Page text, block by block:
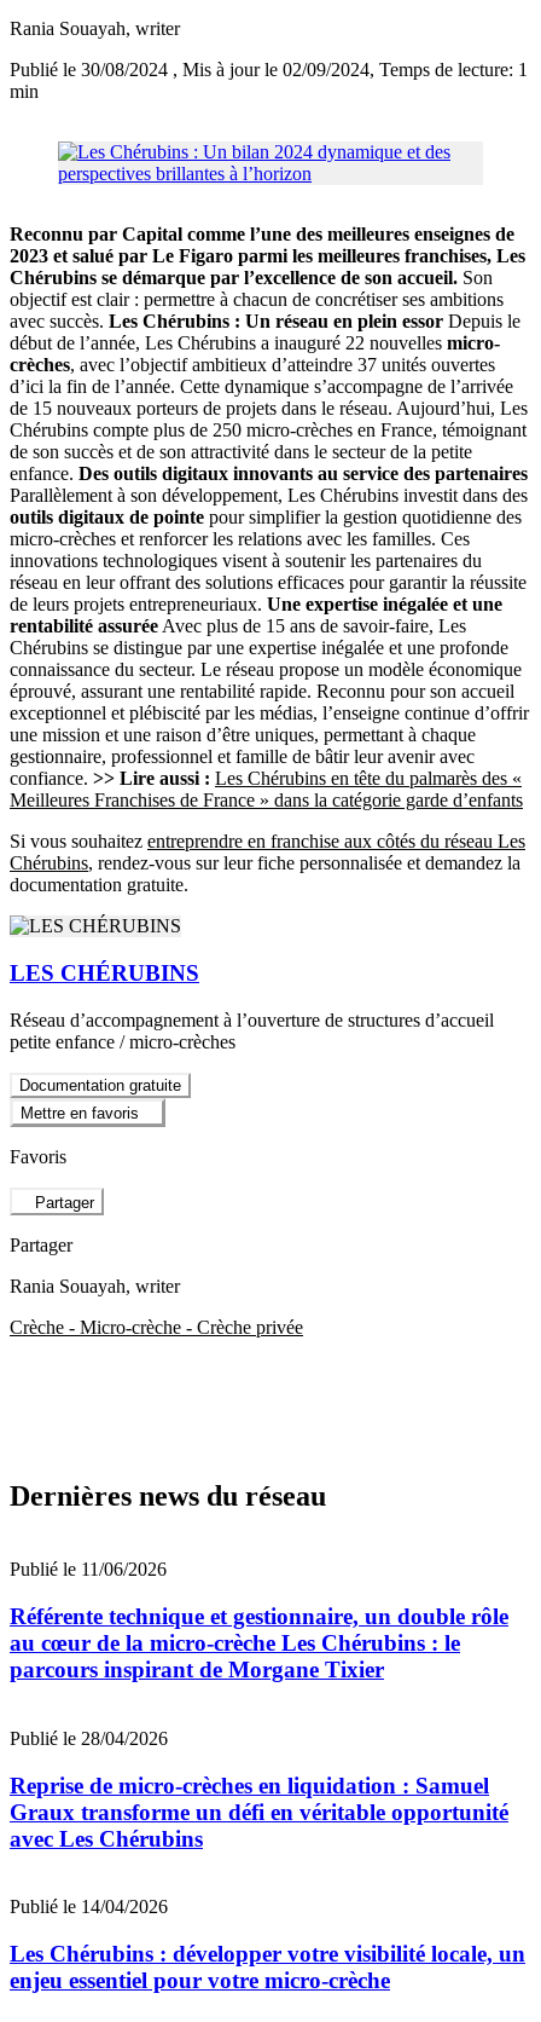
Rania Souayah, writer
Publié le 30/08/2024 , Mis à jour le 02/09/2024, Temps de lecture: 1
min
Reconnu par Capital comme l’une des meilleures enseignes de
2023 et salué par Le Figaro parmi les meilleures franchises, Les
Chérubins se démarque par l’excellence de son accueil. Son
objectif est clair : permettre à chacun de concrétiser ses ambitions
avec succès. Les Chérubins : Un réseau en plein essor Depuis le
début de l’année, Les Chérubins a inauguré 22 nouvelles micro-
crèches, avec l’objectif ambitieux d’atteindre 37 unités ouvertes
d’ici la fin de l’année. Cette dynamique s’accompagne de l’arrivée
de 15 nouveaux porteurs de projets dans le réseau. Aujourd’hui, Les
Chérubins compte plus de 250 micro-crèches en France, témoignant
de son succès et de son attractivité dans le secteur de la petite
enfance. Des outils digitaux innovants au service des partenaires
Parallèlement à son développement, Les Chérubins investit dans des
outils digitaux de pointe pour simplifier la gestion quotidienne des
micro-crèches et renforcer les relations avec les familles. Ces
innovations technologiques visent à soutenir les partenaires du
réseau en leur offrant des solutions efficaces pour garantir la réussite
de leurs projets entrepreneuriaux. Une expertise inégalée et une
rentabilité assuréeAvec plus de 15 ans de savoir-faire, Les
Chérubins se distingue par une expertise inégalée et une profonde
connaissance du secteur. Le réseau propose un modèle économique
éprouvé, assurant une rentabilité rapide. Reconnu pour son accueil
exceptionnel et plébiscité par les médias, l’enseigne continue d’offrir
une mission et une raison d’être uniques, permettant à chaque
gestionnaire, professionnel et famille de bâtir leur avenir avec
confiance. >> Lire aussi : Les Chérubins en tête du palmarès des «
Meilleures Franchises de France » dans la catégorie garde d’enfants
Si vous souhaitez entreprendre en franchise aux côtés du réseau Les
Chérubins, rendez-vous sur leur fiche personnalisée et demandez la
documentation gratuite.
LES CHÉRUBINS
Réseau d’accompagnement à l’ouverture de structures d’accueil
petite enfance / micro-crèches
Documentation gratuite
Mettre en favoris
Favoris
Partager
Partager
Rania Souayah, writer
Crèche - Micro-crèche - Crèche privée
Dernières news du réseau
Publié le 11/06/2026
Référente technique et gestionnaire, un double rôle
au cœur de la micro-crèche Les Chérubins : le
parcours inspirant de Morgane Tixier
Publié le 28/04/2026
Reprise de micro-crèches en liquidation : Samuel
Graux transforme un défi en véritable opportunité
avec Les Chérubins
Publié le 14/04/2026
Les Chérubins : développer votre visibilité locale, un
enjeu essentiel pour votre micro-crèche